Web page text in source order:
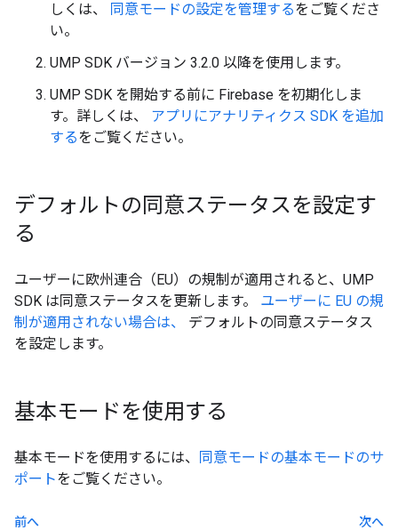
しくは、
同意モードの設定を管理するをご覧くださ
い。
UMP SDK バージョン 3.2.0 以降を使用します。
UMP SDK を開始する前に Firebase を初期化しま
す。詳しくは、 アプリにアナリティクス SDK を追加
するをご覧ください。
デフォルトの同意ステータスを設定す
る
ユーザーに欧州連合（EU）の規制が適用されると、UMP
SDK は同意ステータスを更新します。 ユーザーに EU の規
制が適用されない場合は、
デフォルトの同意ステータス
を設定します。
基本モードを使用する
基本モードを使用するには、
同意モードの基本モードのサ
ポートをご覧ください。
前へ
次へ